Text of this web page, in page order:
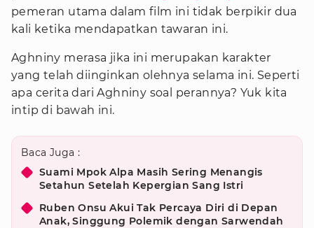
pemeran utama dalam film ini tidak berpikir dua
kali ketika mendapatkan tawaran ini.
Aghniny merasa jika ini merupakan karakter
yang telah diinginkan olehnya selama ini. Seperti
apa cerita dari Aghniny soal perannya? Yuk kita
intip di bawah ini.
Baca Juga :
Suami Mpok Alpa Masih Sering Menangis
Setahun Setelah Kepergian Sang Istri
Ruben Onsu Akui Tak Percaya Diri di Depan
Anak, Singgung Polemik dengan Sarwendah